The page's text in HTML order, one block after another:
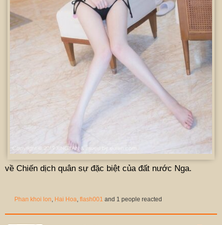
về Chiến dịch quân sự đặc biệt của đất nước Nga.
Phan khoi lon, Hai Hoa, flash001 and 1 people reacted